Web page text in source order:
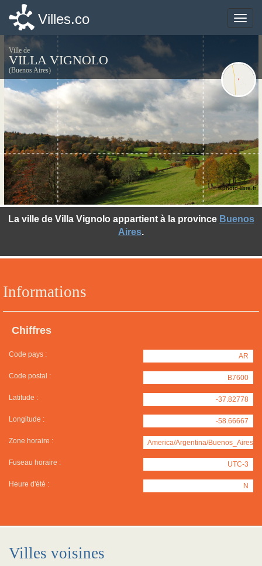
Toggle
Villes.co
Ville de
VILLA VIGNOLO
(Buenos Aires)
Informations
Chiffres
Code pays : AR
Code postal : B7600
Latitude : -37.82778
Longitude : -58.66667
Zone horaire : America/Argentina/Buenos_Aires
Fuseau horaire : UTC-3
Heure d'été : N
La ville de Villa Vignolo appartient à la province Buenos
Aires.
©photo-libre.fr
Villes voisines
Toggle
Villes.co